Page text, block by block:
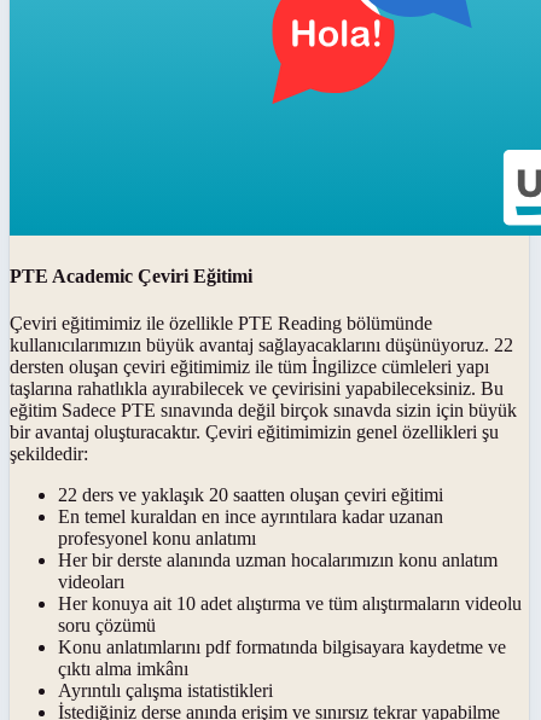
PTE Academic Çeviri Eğitimi
Çeviri eğitimimiz ile özellikle PTE Reading bölümünde
kullanıcılarımızın büyük avantaj sağlayacaklarını düşünüyoruz. 22
dersten oluşan çeviri eğitimimiz ile tüm İngilizce cümleleri yapı
taşlarına rahatlıkla ayırabilecek ve çevirisini yapabileceksiniz. Bu
eğitim Sadece PTE sınavında değil birçok sınavda sizin için büyük
bir avantaj oluşturacaktır. Çeviri eğitimimizin genel özellikleri şu
şekildedir:
22 ders ve yaklaşık 20 saatten oluşan çeviri eğitimi
En temel kuraldan en ince ayrıntılara kadar uzanan
profesyonel konu anlatımı
Her bir derste alanında uzman hocalarımızın konu anlatım
videoları
Her konuya ait 10 adet alıştırma ve tüm alıştırmaların videolu
soru çözümü
Konu anlatımlarını pdf formatında bilgisayara kaydetme ve
çıktı alma imkânı
Ayrıntılı çalışma istatistikleri
İstediğiniz derse anında erişim ve sınırsız tekrar yapabilme